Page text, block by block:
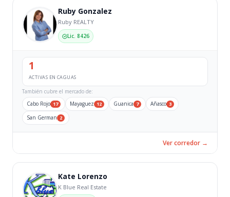
Ruby Gonzalez
Ruby REALTY
Lic. 8426
1
ACTIVAS EN CAGUAS
También cubre el mercado de:
Cabo Rojo 17 Mayaguez 12 Guanica 7 Añasco 3
San German 2
Ver corredor →
Kate Lorenzo
K Blue Real Estate